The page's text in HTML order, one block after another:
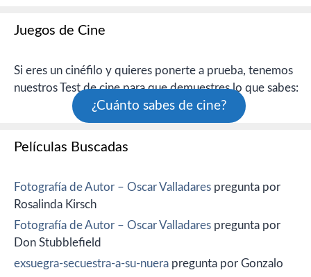
Juegos de Cine
Si eres un cinéfilo y quieres ponerte a prueba, tenemos
nuestros Test de cine para que demuestres lo que sabes:
¿Cuánto sabes de cine?
Películas Buscadas
Fotografía de Autor – Oscar Valladares pregunta por
Rosalinda Kirsch
Fotografía de Autor – Oscar Valladares pregunta por
Don Stubblefield
exsuegra-secuestra-a-su-nuera pregunta por Gonzalo